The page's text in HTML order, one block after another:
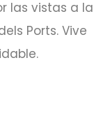
las vistas a la
Ports. Vive